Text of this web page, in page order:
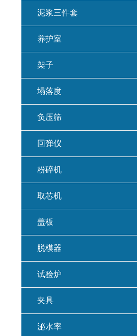
泥浆三件套
养护室
架子
塌落度
负压筛
回弹仪
粉碎机
取芯机
盖板
脱模器
试验炉
夹具
泌水率